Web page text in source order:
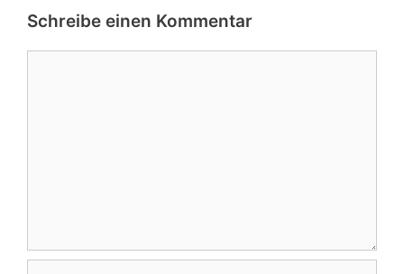
Schreibe einen Kommentar